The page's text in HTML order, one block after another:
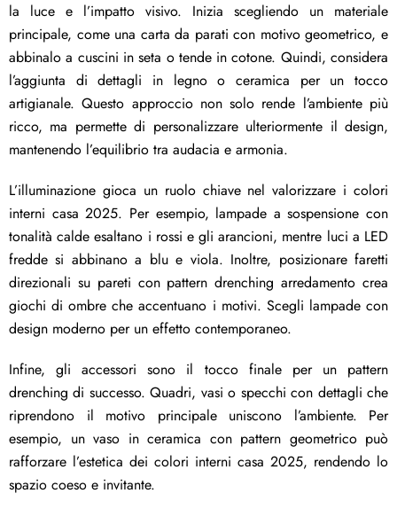
la luce e l’impatto visivo. Inizia scegliendo un materiale
principale, come una carta da parati con motivo geometrico, e
abbinalo a cuscini in seta o tende in cotone. Quindi, considera
l’aggiunta di dettagli in legno o ceramica per un tocco
artigianale. Questo approccio non solo rende l’ambiente più
ricco, ma permette di personalizzare ulteriormente il design,
mantenendo l’equilibrio tra audacia e armonia.
L’illuminazione gioca un ruolo chiave nel valorizzare i colori
interni casa 2025. Per esempio, lampade a sospensione con
tonalità calde esaltano i rossi e gli arancioni, mentre luci a LED
fredde si abbinano a blu e viola. Inoltre, posizionare faretti
direzionali su pareti con pattern drenching arredamento crea
giochi di ombre che accentuano i motivi. Scegli lampade con
design moderno per un effetto contemporaneo.
Infine, gli accessori sono il tocco finale per un pattern
drenching di successo. Quadri, vasi o specchi con dettagli che
riprendono il motivo principale uniscono l’ambiente. Per
esempio, un vaso in ceramica con pattern geometrico può
rafforzare l’estetica dei colori interni casa 2025, rendendo lo
spazio coeso e invitante.